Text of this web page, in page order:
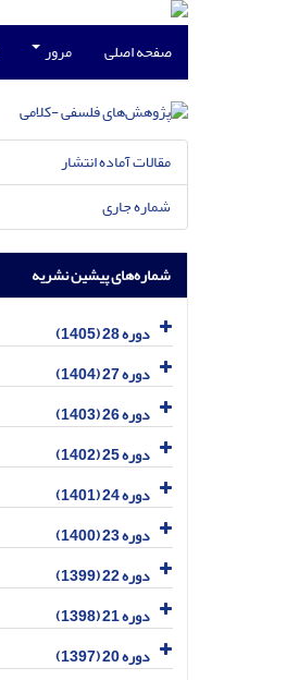
صفحه اصلی مرور
مقالات آماده انتشار
شماره جاری
شماره‌های پیشین نشریه
دوره 28 (1405)
دوره 27 (1404)
دوره 26 (1403)
دوره 25 (1402)
دوره 24 (1401)
دوره 23 (1400)
دوره 22 (1399)
دوره 21 (1398)
دوره 20 (1397)